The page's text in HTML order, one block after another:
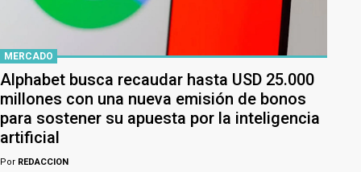
MERCADO
Alphabet busca recaudar hasta USD 25.000
millones con una nueva emisión de bonos
para sostener su apuesta por la inteligencia
artificial
Por REDACCION